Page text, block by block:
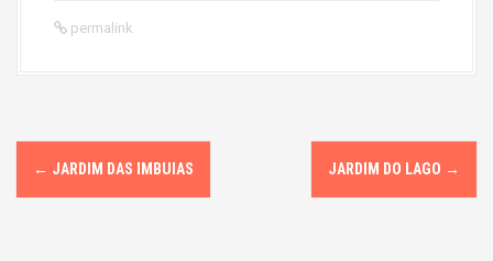
permalink
P
o
← JARDIM DAS IMBUIAS JARDIM DO LAGO →